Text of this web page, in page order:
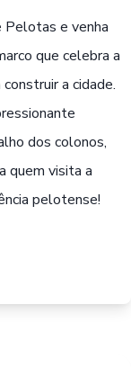
Pelotas e venha
que celebra a
a cidade.
dos colonos,
quem visita a
pelotense!